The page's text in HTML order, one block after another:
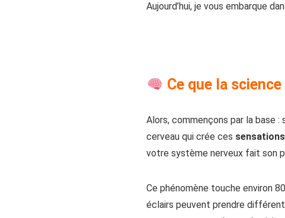
Aujourd’hui, je vous embarque
Ce que la
Alors, commençons par la base
cerveau qui crée ces
votre système nerveux fait son
Ce phénomène touche environ
éclairs peuvent prendre